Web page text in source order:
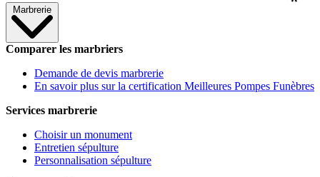
Marbrerie
Comparer les marbriers
Demande de devis marbrerie
En savoir plus sur la certification Meilleures Pompes Funèbres
Services marbrerie
Choisir un monument
Entretien sépulture
Personnalisation sépulture